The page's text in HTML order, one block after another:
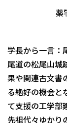
薬
学長から一言：
尾道の松尾山城
果や関連古文書
る絶好の機会と
て支援の工学部
先祖代々ゆかり